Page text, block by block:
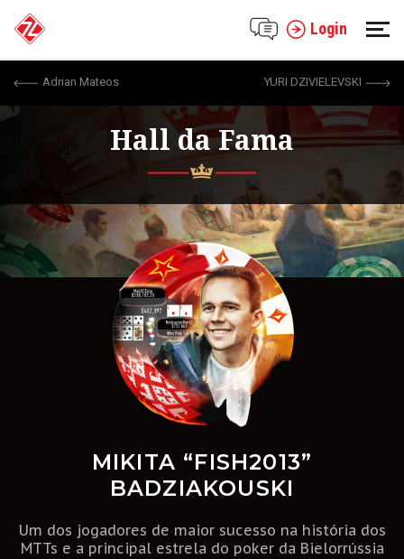
Login
Adrian Mateos YURI DZIVIELEVSKI
Hall da Fama
MIKITA “FISH2013”
BADZIAKOUSKI
Um dos jogadores de maior sucesso na história dos
MTTs e a principal estrela do poker da Bielorrússia